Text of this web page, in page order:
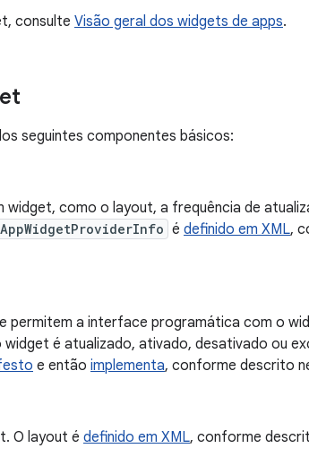
consulte Visão geral dos widgets de apps.
seguintes componentes básicos:
widget, como o layout, a frequência de
AppWidgetProviderInfo é definido em XML,
permitem a interface programática com o
é atualizado, ativado, desativado ou
e então implementa, conforme descrito
O layout é definido em XML, conforme